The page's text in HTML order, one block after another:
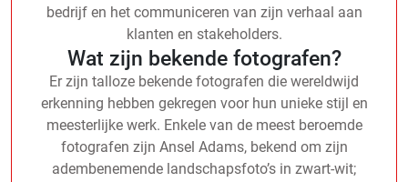
bedrijf en het communiceren van zijn verhaal aan
klanten en stakeholders.
Wat zijn bekende fotografen?
Er zijn talloze bekende fotografen die wereldwijd
erkenning hebben gekregen voor hun unieke stijl en
meesterlijke werk. Enkele van de meest beroemde
fotografen zijn Ansel Adams, bekend om zijn
adembenemende landschapsfoto’s in zwart-wit;